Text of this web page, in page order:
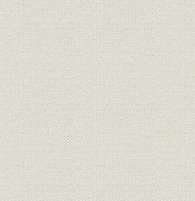
3. 関東大震災と電話・通信
4. 昭和恐慌期の電話事業の
第2節 事業の拡大と日本電気の
1. 第1次世界大戦時の日本電
2. 経営管理の強化
3. 中国電気公司の設立